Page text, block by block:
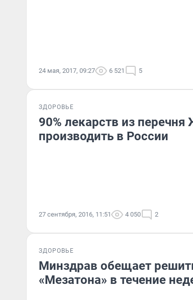
24 мая, 2017, 09:27 6 521 5
ЗДОРОВЬЕ
90% лекарств из
производить в России
27 сентября, 2016, 11:51 4 050 2
ЗДОРОВЬЕ
Минздрав обещает
«Мезатона» в течение